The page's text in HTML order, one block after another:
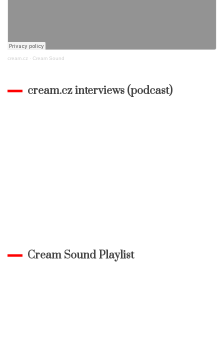
cream.cz · Cream Sound
cream.cz interviews (podcast)
Cream Sound Playlist